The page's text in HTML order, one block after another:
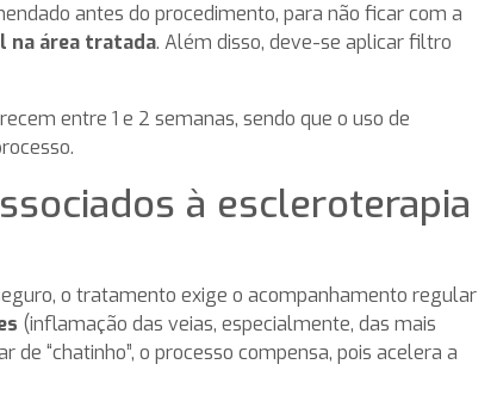
antes do procedimento, para não ficar com a
na área tratada. Além disso, deve-se aplicar filtro
entre 1 e 2 semanas, sendo que o uso de
à escleroterapia
o tratamento exige o acompanhamento regular
(inflamação das veias, especialmente, das mais
de “chatinho”, o processo compensa, pois acelera a